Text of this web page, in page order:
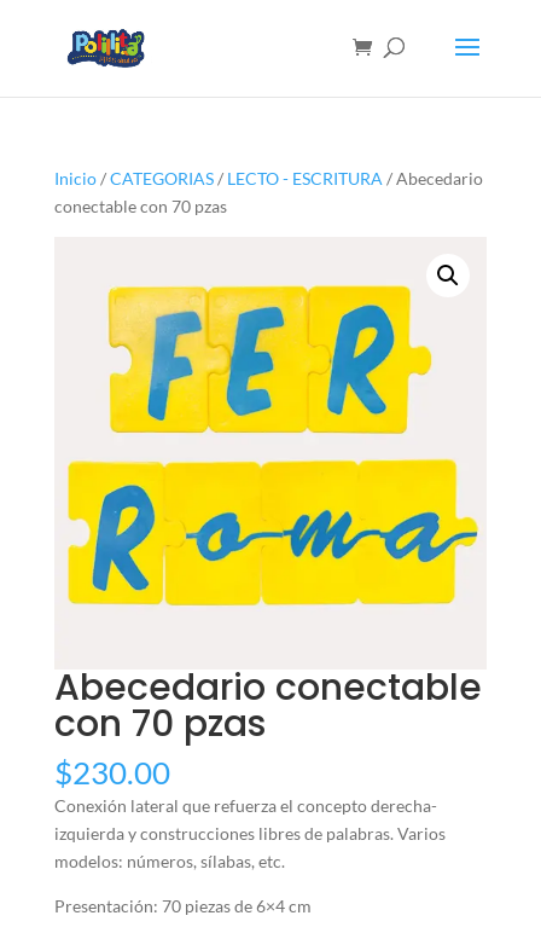
Inicio/CATEGORIAS/ LECTO - ESCRITURA / Abecedario
conectable con 70 pzas
Abecedario conectable
con 70 pzas
$230.00
Conexión lateral que refuerza el concepto derecha-
izquierda y construcciones libres de palabras. Varios
modelos: números, sílabas, etc.
Presentación: 70 piezas de 6×4 cm